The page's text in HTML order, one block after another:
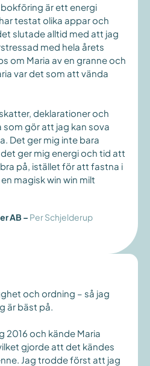
är ett energi
testat olika appar och
slutade alltid med att jag
med hela årets
om Maria av en granne och
var det som att vända
deklarationer och
som gör att jag kan sova
Det ger mig inte bara
ger mig energi och tid att
på, istället för att fastna i
magisk win win milt
AB – Per Schjelderup
och ordning – så jag
är bäst på.
2016 och kände Maria
gjorde att det kändes
Jag trodde först att jag